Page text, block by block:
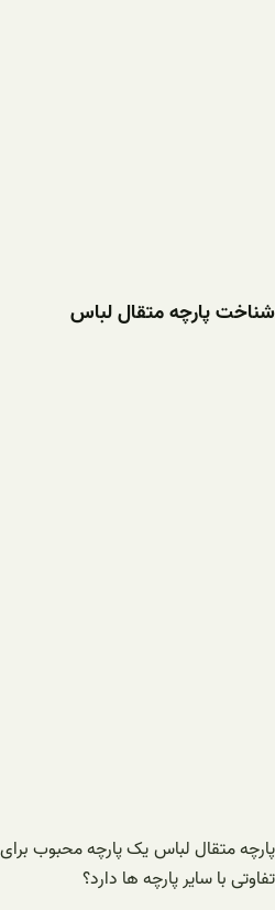
شناخت پارچه متقال لباس
پارچه متقال لباس یک پارچه محبوب
تفاوتی با سایر پارچه ها دارد؟